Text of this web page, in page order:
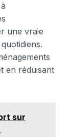
une vraie
en réduisant
sur